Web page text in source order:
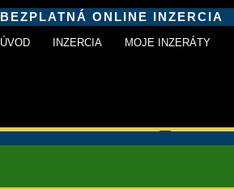
BEZPLATNÁ ONLINE INZERCIA
ÚVOD INZERCIA MOJE INZERÁTY